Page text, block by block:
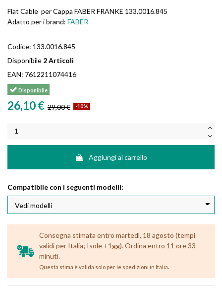
Flat Cable per Cappa FABER FRANKE 133.0016.845
Adatto per i brand: FABER
Codice: 133.0016.845
Disponibile 2 Articoli
EAN: 7612211074416
Disponibile
26,10 € 29,00 € -10%
Aggiungi al carrello
Compatibile con i seguenti modelli:
Consegna stimata entro martedì, 18 agosto (tempi
validi per Italia; Isole +1gg). Ordina entro 11 ore 33
minuti.
Questa stima è valida solo per le spedizioni in Italia.